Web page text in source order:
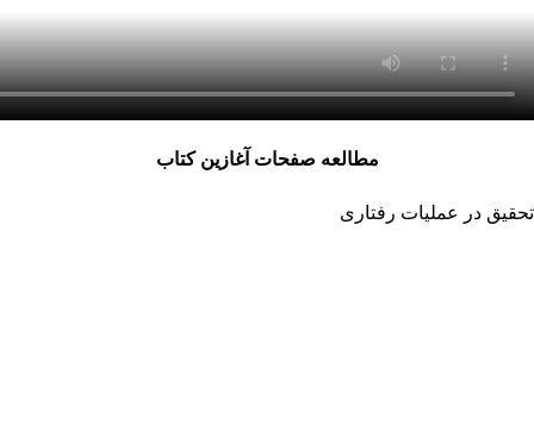
مطالعه صفحات آغازین کتاب
تحقیق در عملیات رفتاری